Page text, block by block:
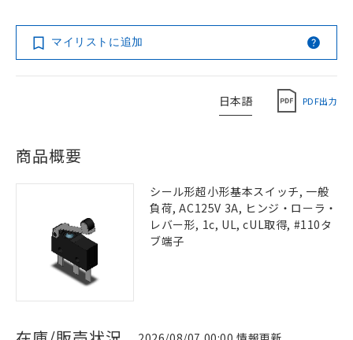
マイリストに追加
日本語 PDF出力
商品概要
シール形超小形基本スイッチ, 一般
負荷, AC125V 3A, ヒンジ・ローラ・
レバー形, 1c, UL, cUL取得, #110タ
ブ端子